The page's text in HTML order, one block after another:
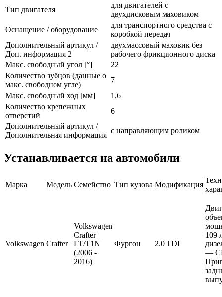
Тип двигателя
для двигателей с
двухдисковым маховиком
Оснащение / оборудование
для транспортного средства с
коробкой передач
Дополнительный артикул /
Доп. информация 2
двухмассовый маховик без
рабочего фрикционного диска
Макс. свободный угол [°]
22
Количество зубцов (данные о
макс. свободном угле)
7
Макс. свободный ход [мм]
1,6
Количество крепежных
отверстий
6
Дополнительный артикул /
Дополнительная информация
с направляющим роликом
Устанавливается на автомобили
Марка Модель Семейство Тип кузова Модификация
Volkswagen Crafter
Volkswagen
Crafter
LT/T1N
(2006 -
2016)
Фургон 2.0 TDI
109
—